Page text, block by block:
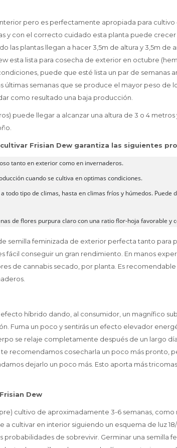
pero es perfectamente apropiada para cultivo
y con el correcto cuidado esta planta puede
las plantas llegan a hacer 3,5m de altura y 3,5m de
esta lista para cosecha de exterior en octubre
puede que esté lista un par de semanas
últimas semanas que se produce el mayor peso de
como resultado una baja producción.
puede llegar a alcanzar una altura de 3 o 4 metros
Frisian Dew garantiza las siguientes
tanto en exterior como en invernaderos.
cuando se cultiva en optimas condiciones.
todo tipo de climas, hasta en climas fríos y húmedos. Puede
de flores purpura claro con una ratio flor-hoja favorable y
semilla feminizada de exterior perfecta tanto para
fácil conseguir un gran rendimiento. En manos
de cannabis secado, por planta. Es
híbrido dando, al consumidor, un magnífico
Fuma un poco y sentirás un efecto elevador
se relaje completamente después de un largo
recomendamos cosecharla un poco más pronto,
dejarlo un poco más. Esto aporta más
Dew
cultivo de aproximadamente 3-6 semanas, como
cultivar en interior siguiendo un esquema de luz
probabilidades de sobrevivir. Germinar una semilla